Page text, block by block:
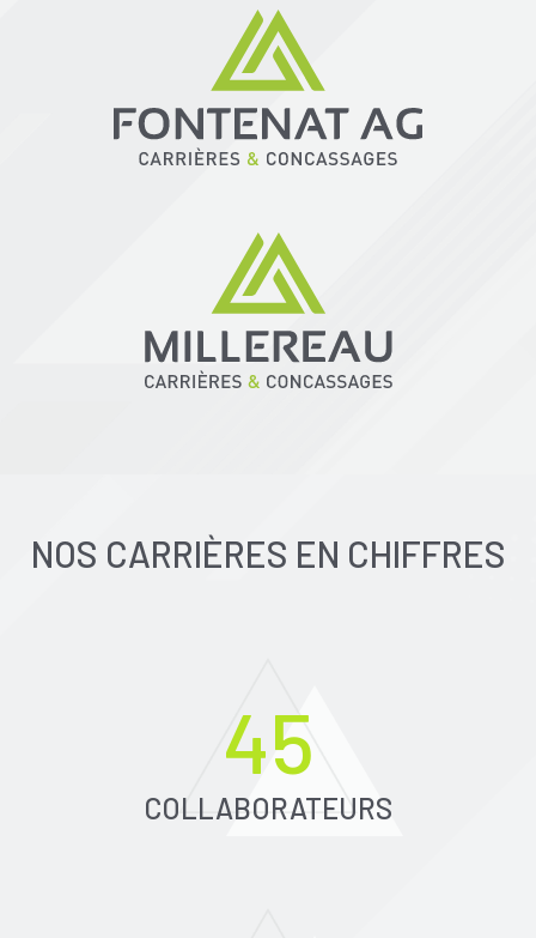
NOS CARRIÈRES EN CHIFFRES
45
COLLABORATEURS